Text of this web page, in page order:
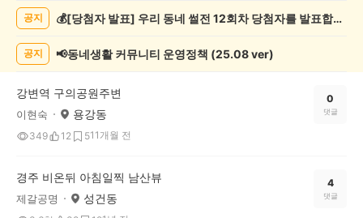
시
공지 💰[당첨자 발표] 우리 동네 썰전 12회차 당첨자를 발표합니다!
공지 📢동네생활 커뮤니티 운영정책 (25.08 ver)
강변역 구의공원주변
이현숙 용강동
349 12 511개월 전
0
댓글
경주 비온뒤 아침일찍 남산뷰
제갈공명 성건동
4
댓글